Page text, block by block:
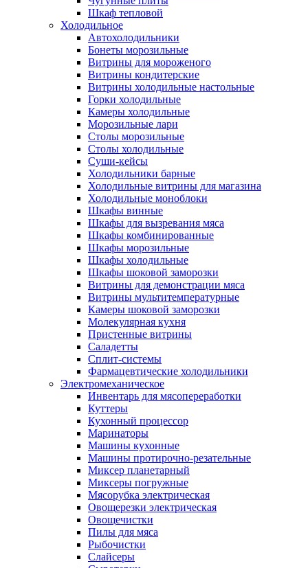
Шкаф тепловой
Холодильное
Автохолодильники
Бонеты морозильные
Витрины для мороженого
Витрины кондитерские
Витрины холодильные настольные
Горки холодильные
Камеры холодильные
Морозильные лари
Столы морозильные
Столы холодильные
Суши-кейсы
Холодильники барные
Холодильные витрины для магазина
Холодильные моноблоки
Шкафы винные
Шкафы для вызревания мяса
Шкафы комбинированные
Шкафы морозильные
Шкафы холодильные
Шкафы шоковой заморозки
Витрины для демонстрации мяса
Витрины мультитемпературные
Камеры шоковой заморозки
Молекулярная кухня
Пристенные витрины
Саладетты
Сплит-системы
Фармацевтические холодильники
Электромеханическое
Инвентарь для мясопереработки
Куттеры
Кухонный процессор
Маринаторы
Машины кухонные
Машины протирочно-резательные
Миксер планетарный
Миксеры погружные
Мясорубка электрическая
Овощерезки электрическая
Овощечистки
Пилы для мяса
Рыбочистки
Слайсеры